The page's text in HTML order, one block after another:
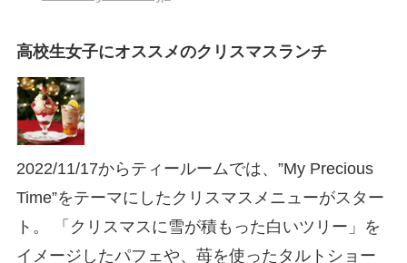
高校生女子にオススメのクリスマスランチ
2022/11/17からティールームでは、”My Precious
Time”をテーマにしたクリスマスメニューがスター
ト。 「クリスマスに雪が積もった白いツリー」を
イメージしたパフェや、苺を使ったタルトショー